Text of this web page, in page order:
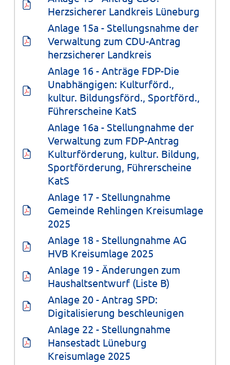
Herzsicherer Landkreis Lüneburg
Anlage 15a - Stellungsnahme der
Verwaltung zum CDU-Antrag
herzsicherer Landkreis
Anlage 16 - Anträge FDP-Die
Unabhängigen: Kulturförd.,
kultur. Bildungsförd., Sportförd.,
Führerscheine KatS
Anlage 16a - Stellungnahme der
Verwaltung zum FDP-Antrag
Kulturförderung, kultur. Bildung,
Sportförderung, Führerscheine
KatS
Anlage 17 - Stellungnahme
Gemeinde Rehlingen Kreisumlage
2025
Anlage 18 - Stellungnahme AG
HVB Kreisumlage 2025
Anlage 19 - Änderungen zum
Haushaltsentwurf (Liste B)
Anlage 20 - Antrag SPD:
Digitalisierung beschleunigen
Anlage 22 - Stellungnahme
Hansestadt Lüneburg
Kreisumlage 2025